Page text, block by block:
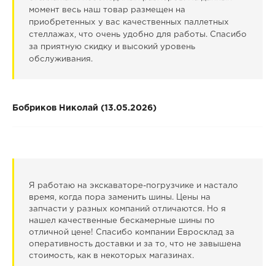
момент весь наш товар размещен на
приобретенных у вас качественных паллетных
стеллажах, что очень удобно для работы. Спасибо
за приятную скидку и высокий уровень
обслуживания.
Бобриков Николай (13.05.2026)
Я работаю на экскаваторе-погрузчике и настало
время, когда пора заменить шины. Цены на
запчасти у разных компаний отличаются. Но я
нашел качественные бескамерные шины по
отличной цене! Спасибо компании Евросклад за
оперативность доставки и за то, что не завышена
стоимость, как в некоторых магазинах.